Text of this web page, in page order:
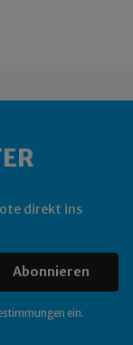
direkt ins
Abonnieren
ein.